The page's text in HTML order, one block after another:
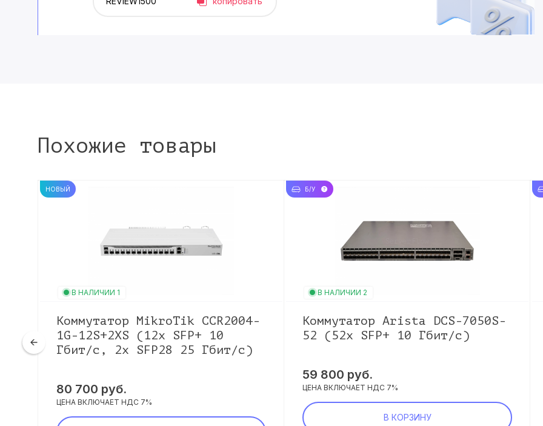
Похожие товары
НОВЫЙ
В НАЛИЧИИ 1
Коммутатор MikroTik CCR2004-
1G-12S+2XS (12x SFP+ 10
Гбит/с, 2x SFP28 25 Гбит/с)
80 700 руб.
ЦЕНА ВКЛЮЧАЕТ НДС 7%
Б/У
В НАЛИЧИИ 2
Коммутатор Arista DCS-7050S-
52 (52x SFP+ 10 Гбит/с)
59 800 руб.
ЦЕНА ВКЛЮЧАЕТ НДС 7%
В КОРЗИНУ